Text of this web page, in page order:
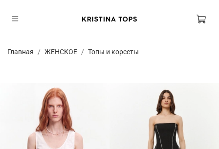
Главная ЖЕНСКОЕ Топы и корсеты